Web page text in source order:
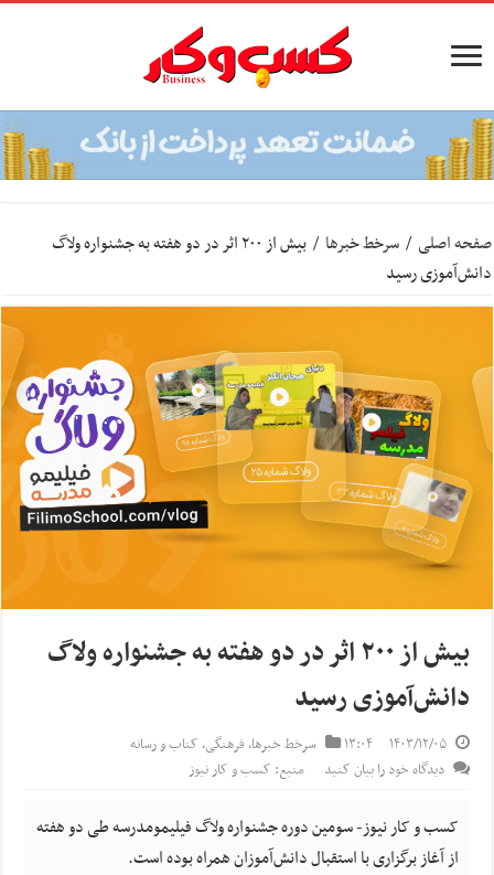
صفحه اصلی / سرخط خبرها /
بیش از ۲۰۰ اثر‌ در دو هفته به جشنواره ولاگ
دانش‌آموزی رسید
بیش از ۲۰۰ اثر‌ در دو هفته به جشنواره ولاگ
دانش‌آموزی رسید
۱۴۰۳/۱۲/۰۵ ۱۳:۰۴ سرخط خبرها, فرهنگی, کتاب و رسانه
دیدگاه خود را بیان کنید
منبع: کسب و کار نیوز
کسب و کار نیوز- سومین دوره جشنواره ولاگ فیلیمومدرسه طی دو هفته
از آغاز برگزاری با استقبال دانش‌آموزان همراه بوده است.